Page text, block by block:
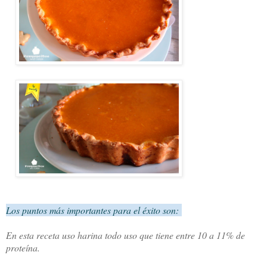
Los puntos más importantes para el éxito son:
En esta receta uso harina todo uso que tiene entre 10 a 11% de
proteína.